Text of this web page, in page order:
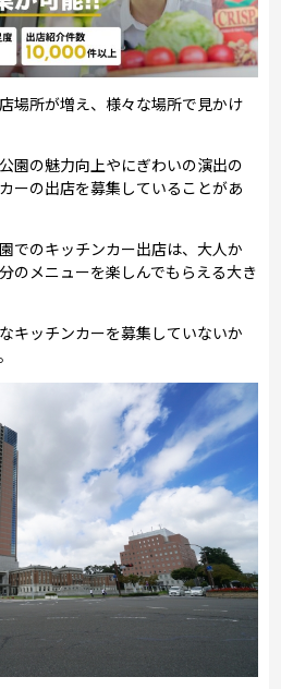
場所が増え、様々な場所で見かけ
園の魅力向上やにぎわいの演出の
ーの出店を募集していることがあ
でのキッチンカー出店は、大人か
のメニューを楽しんでもらえる大き
キッチンカーを募集していないか